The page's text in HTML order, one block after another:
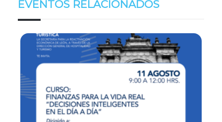
EVENTOS RELACIONADOS